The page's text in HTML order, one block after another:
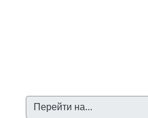
Перейти на...